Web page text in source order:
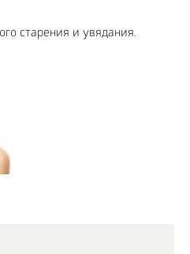
старения и увядания.